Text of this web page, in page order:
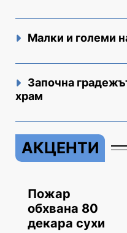
Малки и големи
Започна
храм
АКЦЕНТИ
Пожар
обхвана 80
декара сухи